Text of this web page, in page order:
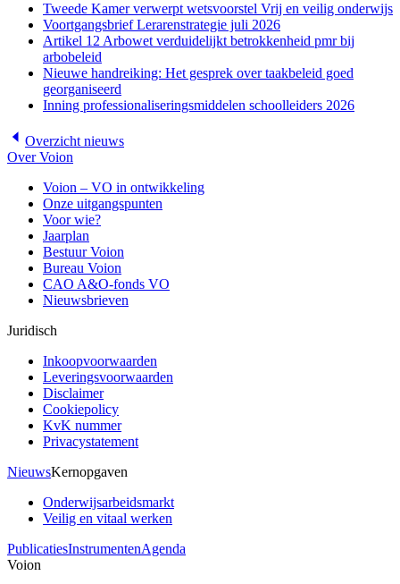
Tweede Kamer verwerpt wetsvoorstel Vrij en veilig onderwijs
Voortgangsbrief Lerarenstrategie juli 2026
Artikel 12 Arbowet verduidelijkt betrokkenheid pmr bij
arbobeleid
Nieuwe handreiking: Het gesprek over taakbeleid goed
georganiseerd
Inning professionaliseringsmiddelen schoolleiders 2026
Overzicht nieuws
Over Voion
Voion – VO in ontwikkeling
Onze uitgangspunten
Voor wie?
Jaarplan
Bestuur Voion
Bureau Voion
CAO A&O-fonds VO
Nieuwsbrieven
Juridisch
Inkoopvoorwaarden
Leveringsvoorwaarden
Disclaimer
Cookiepolicy
KvK nummer
Privacystatement
NieuwsKernopgaven
Onderwijsarbeidsmarkt
Veilig en vitaal werken
PublicatiesInstrumentenAgenda
Voion